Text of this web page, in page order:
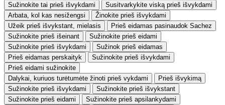
Sužinokite tai prieš išvykdami
Susitvarkykite viską prieš išvykdami
Arbata, kol kas nesižengsi
Žinokite prieš išvykdami
Užeik prieš išvykstant, mielasis
Prieš eidamas pasinaudok Sachez
Sužinokite prieš išeinant
Sužinokite prieš eidami
Sužinokite prieš išvykdami
Sužinok prieš eidamas
Prieš eidamas perskaityk
Sužinokite prieš išvykdami
Prieš eidami sužinokite
Dalykai, kuriuos turėtumėte žinoti prieš vykdami
Prieš išvykimą
Sužinokite prieš išvykdami
Sužinokite prieš išvykstant
Sužinokite prieš eidami
Sužinokite prieš apsilankydami